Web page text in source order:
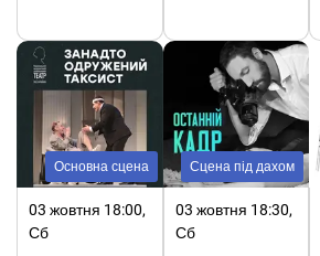
Основна сцена
03 жовтня 18:00,
Сб
Сцена під дахом
03 жовтня 18:30,
Сб